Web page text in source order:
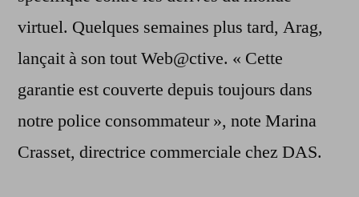
virtuel. Quelques semaines plus tard, Arag,
lançait à son tout Web@ctive. « Cette
garantie est couverte depuis toujours dans
notre police consommateur », note Marina
Crasset, directrice commerciale chez DAS.